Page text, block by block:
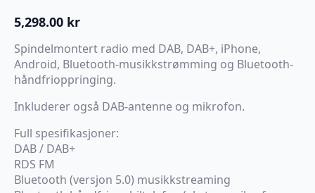
5,298.00 kr
Spindelmontert radio med DAB, DAB+, iPhone,
Android, Bluetooth-musikkstrømming og Bluetooth-
håndfrioppringing.
Inkluderer også DAB-antenne og mikrofon.
Full spesifikasjoner:
DAB / DAB+
RDS FM
Bluetooth (versjon 5.0) musikkstreaming